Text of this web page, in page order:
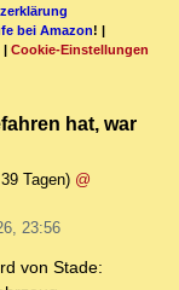
bei Amazon! |
| Cookie-Einstellungen
hat, war
Tagen) @
23:56
von Stade: